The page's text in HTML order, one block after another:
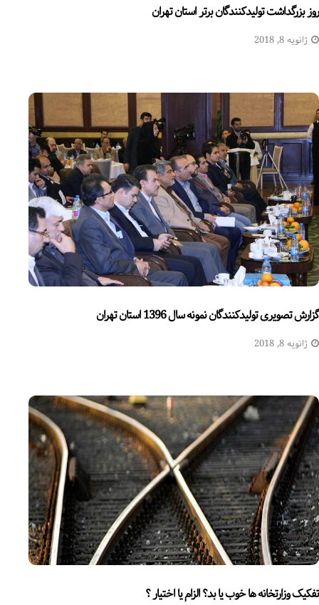
روز بزرگداشت تولیدکنندگان برتر استان تهران
ژانویه 8, 2018
گزارش تصویری تولیدکنندگان نمونه سال 1396 استان تهران
ژانویه 8, 2018
تفکیک وزارتخانه ها خوب یا بد؟ الزام یا اختیار ؟